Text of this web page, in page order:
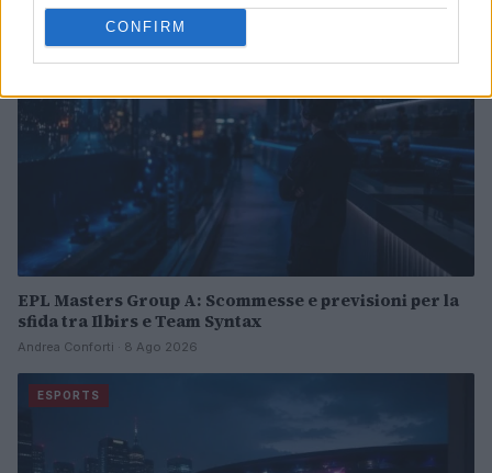
CONFIRM
EPL Masters Group A: Scommesse e previsioni per la
sfida tra Ilbirs e Team Syntax
Andrea Conforti · 8 Ago 2026
ESPORTS